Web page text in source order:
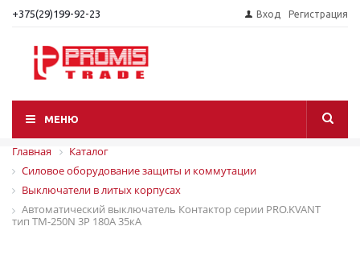
+375(29)199-92-23 Вход Регистрация
МЕНЮ
Главная
Каталог
Силовое оборудование защиты и коммутации
Выключатели в литых корпусах
Автоматический выключатель Контактор серии PRO.KVANT
тип TM-250N 3P 180А 35кА